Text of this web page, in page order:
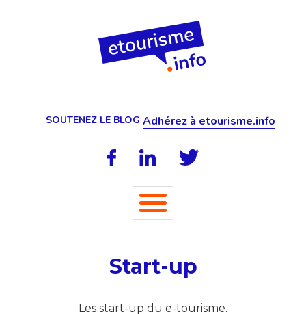
SOUTENEZ LE BLOG Adhérez à etourisme.info
Start-up
Les start-up du e-tourisme.